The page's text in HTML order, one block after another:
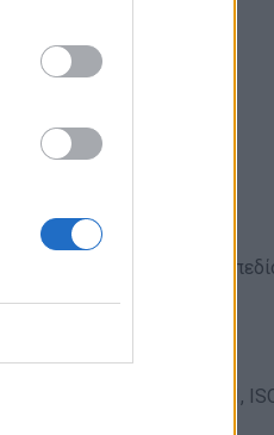
υποψηφίους)
υπηρεσιών
οδηγήσει σε διευρυμένο
(ISO 9001, ISO 14001,